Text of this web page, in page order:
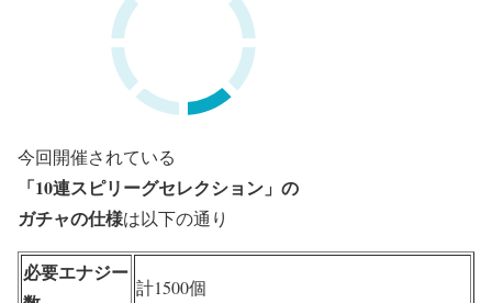
今回開催されている
「10連スピリーグセレクション」の
ガチャの仕様は以下の通り
必要エナジー
計1500個